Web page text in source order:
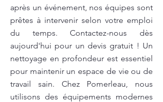
après un événement, nos équipes sont
prêtes à intervenir selon votre emploi
du temps. Contactez-nous dès
aujourd'hui pour un devis gratuit ! Un
nettoyage en profondeur est essentiel
pour maintenir un espace de vie ou de
travail sain. Chez Pomerleau, nous
utilisons des équipements modernes